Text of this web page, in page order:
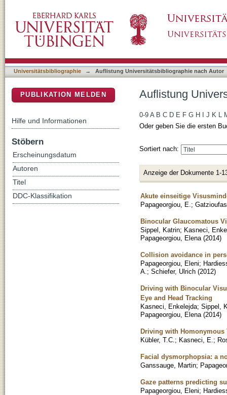
Universitätsbibliographie → Auflistung Universitätsbibliographie nach Autor
Auflistung
0-9 A B C D E F G H J K L
Oder geben Sie die ersten
Sortiert nach:
Anzeige der Dokumente 1-
Akute einseitige
Papageorgiou, E. ;
Binocular Glaucomatous
Sippel, Katrin; Kasneci,
Papageorgiou, Elena (2014)
Collision avoidance in
Papageorgiou, Eleni;
A. ; Schiefer, Ulrich (2012)
Driving with Binocular
Eye and Head Tracking
Kasneci, Enkelejda; Sippel,
Papageorgiou, Elena (2014)
Driving with Homonymous
Kübler, T.C. ; Kasneci, E. ;
Facial dysmorphopsia: a
Ganssauge, Martin;
Gaze patterns predicting
Papageorgiou, Eleni;
PUBLIKATION MELDEN
Hilfe und Informationen
Stöbern
Erscheinungsdatum
Autoren
Titel
DDC-Klassifikation